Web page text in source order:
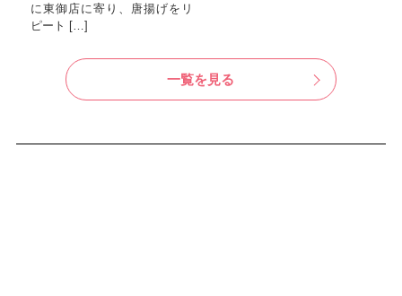
に東御店に寄り、唐揚げをリ
ピート […]
一覧を見る